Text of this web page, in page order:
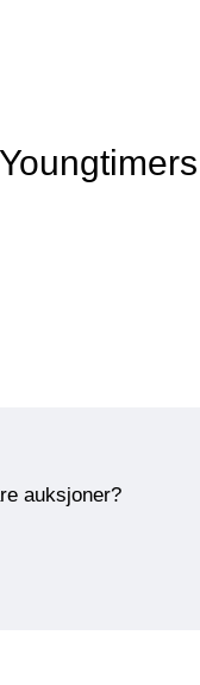
auksjoner?